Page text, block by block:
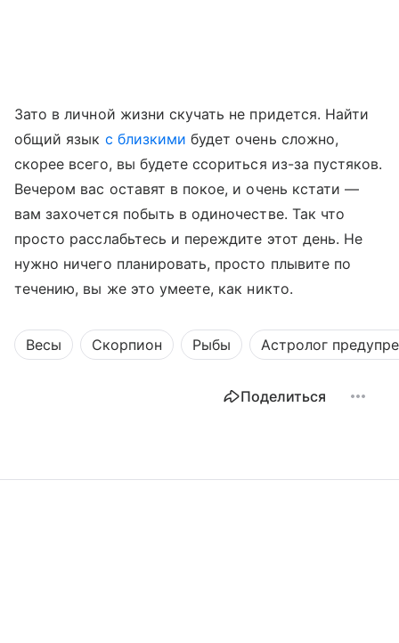
Зато в личной жизни скучать не придется. Найти
общий язык с близкими будет очень сложно,
скорее всего, вы будете ссориться из-за пустяков.
Вечером вас оставят в покое, и очень кстати —
вам захочется побыть в одиночестве. Так что
просто расслабьтесь и переждите этот день. Не
нужно ничего планировать, просто плывите по
течению, вы же это умеете, как никто.
Весы Скорпион Рыбы Астролог
Поделиться